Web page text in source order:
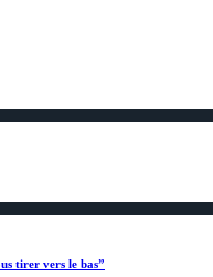
tirer vers le bas”